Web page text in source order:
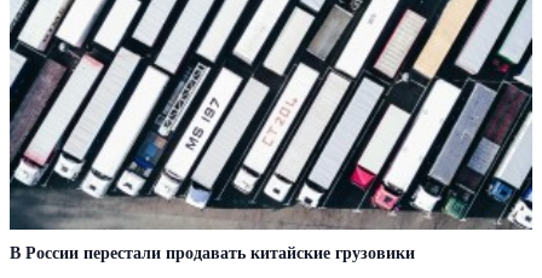
В России перестали продавать китайские грузовики